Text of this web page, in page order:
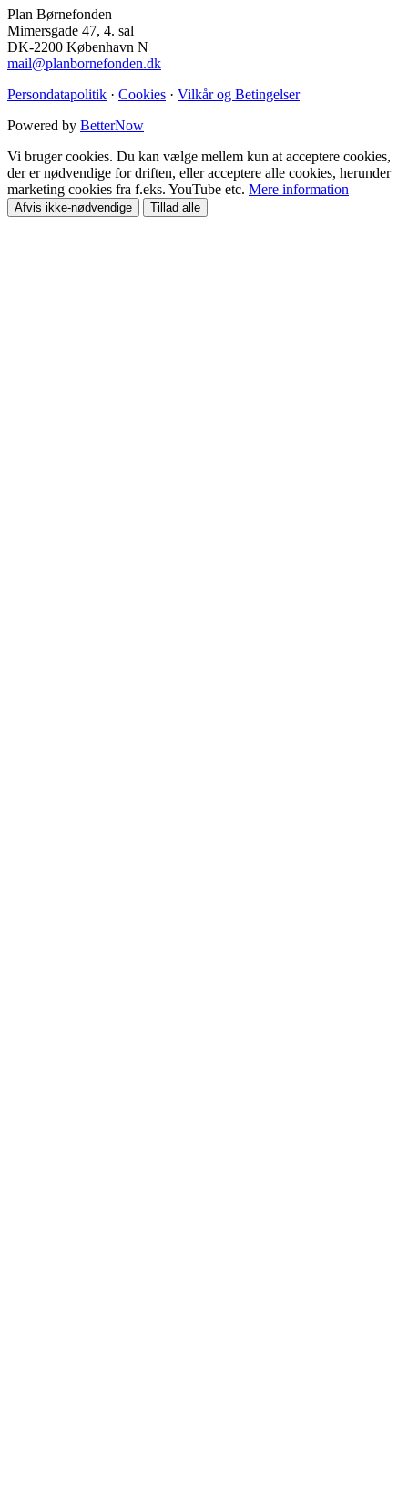
Plan Børnefonden
Mimersgade 47, 4. sal
DK-2200 København N
mail@planbornefonden.dk
Persondatapolitik · Cookies · Vilkår og Betingelser
Powered by BetterNow
Vi bruger cookies. Du kan vælge mellem kun at acceptere cookies,
der er nødvendige for driften, eller acceptere alle cookies, herunder
marketing cookies fra f.eks. YouTube etc. Mere information
Afvis ikke-nødvendige Tillad alle